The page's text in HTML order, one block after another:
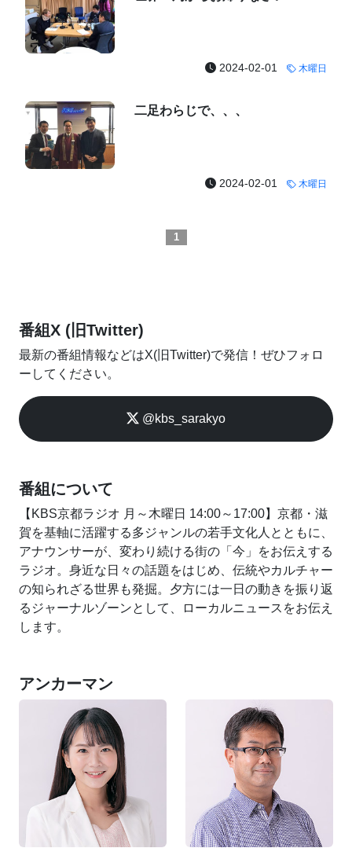
2024-02-01 木曜日
二足わらじで、、、
2024-02-01 木曜日
1
番組X (旧Twitter)
最新の番組情報などはX(旧Twitter)で発信！ぜひフォロ
ーしてください。
@kbs_sarakyo
番組について
【KBS京都ラジオ 月～木曜日 14:00～17:00】京都・滋
賀を基軸に活躍する多ジャンルの若手文化人とともに、
アナウンサーが、変わり続ける街の「今」をお伝えする
ラジオ。身近な日々の話題をはじめ、伝統やカルチャー
の知られざる世界も発掘。夕方には一日の動きを振り返
るジャーナルゾーンとして、ローカルニュースをお伝え
します。
アンカーマン